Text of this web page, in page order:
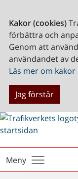
Kakor (cookies)
förbättra och
Genom att
användandet av
Läs mer om
Jag förstår
Meny